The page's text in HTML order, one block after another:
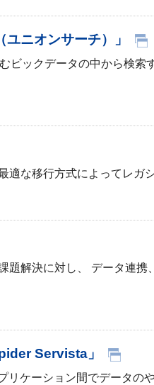
ニオンサーチ）」
ビックデータの中から検
な移行方式によってレガ
題解決に対し、 データ連
Servista」
ケーション間でデータ